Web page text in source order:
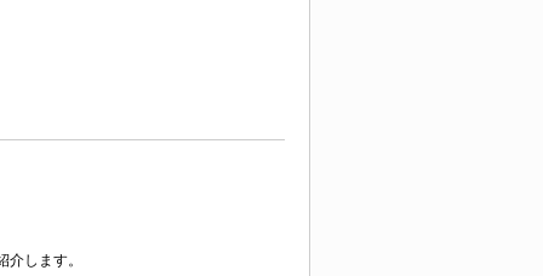
します。